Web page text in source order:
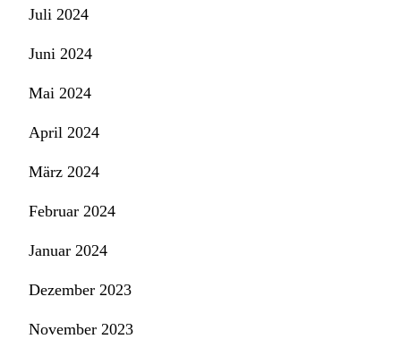
Juli 2024
Juni 2024
Mai 2024
April 2024
März 2024
Februar 2024
Januar 2024
Dezember 2023
November 2023